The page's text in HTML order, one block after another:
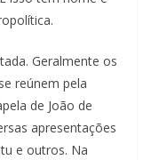
Geralmente os
reúnem pela
de João de
apresentações
e outros. Na